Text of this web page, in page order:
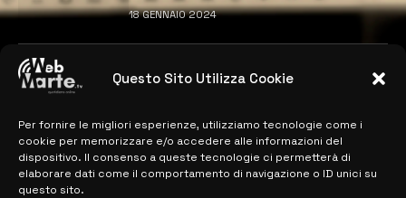
Questo Sito Utilizza Cookie
Per fornire le migliori esperienze, utilizziamo tecnologie come i
cookie per memorizzare e/o accedere alle informazioni del
dispositivo. Il consenso a queste tecnologie ci permetterà di
elaborare dati come il comportamento di navigazione o ID unici su
questo sito.
18 GENNAIO 2024
4
Catania | Opportunità di lavoro con St
Microelectronics: centinaia di assunzioni
MAPPA DEL SITO